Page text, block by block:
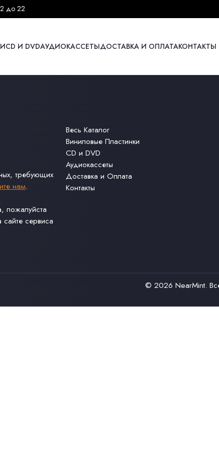
до 22
CD И DVDАУДИОКАССЕТЫДОСТАВКА И ОПЛАТАКОНТАКТЫ
требующих
нам.
пожалуйста
сайте сервиса
Весь Каталог
Виниловые Пластинки
CD и DVD
Аудиокассеты
Доставка и Оплата
Контакты
© 2026 NearMint.